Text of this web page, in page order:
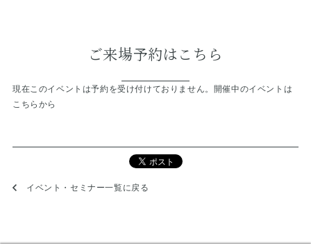
ご来場予約はこちら
現在このイベントは予約を受け付けておりません。 開催中のイベントは
こちらから
イベント・セミナー一覧に戻る